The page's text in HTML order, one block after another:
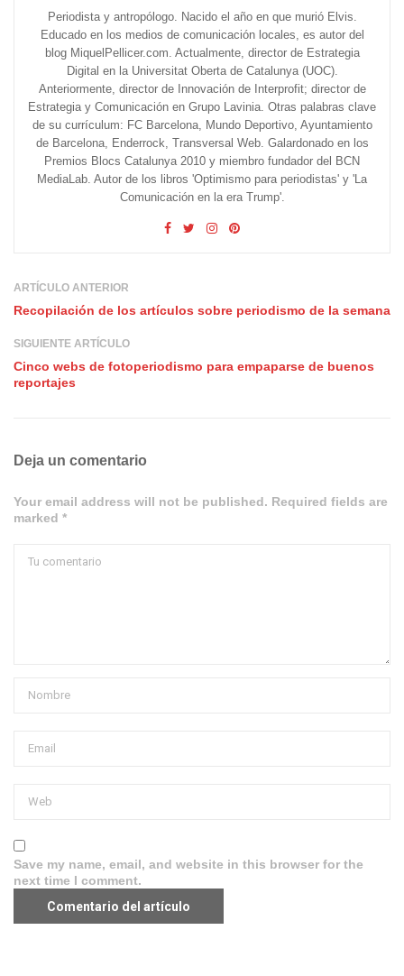
Periodista y antropólogo. Nacido el año en que murió Elvis.
Educado en los medios de comunicación locales, es autor del
blog MiquelPellicer.com. Actualmente, director de Estrategia
Digital en la Universitat Oberta de Catalunya (UOC).
Anteriormente, director de Innovación de Interprofit; director de
Estrategia y Comunicación en Grupo Lavinia. Otras palabras clave
de su currículum: FC Barcelona, Mundo Deportivo, Ayuntamiento
de Barcelona, Enderrock, Transversal Web. Galardonado en los
Premios Blocs Catalunya 2010 y miembro fundador del BCN
MediaLab. Autor de los libros 'Optimismo para periodistas' y 'La
Comunicación en la era Trump'.
ARTÍCULO ANTERIOR
Recopilación de los artículos sobre periodismo de la semana
SIGUIENTE ARTÍCULO
Cinco webs de fotoperiodismo para empaparse de buenos
reportajes
Deja un comentario
Your email address will not be published. Required fields are
marked *
Save my name, email, and website in this browser for the
next time I comment.